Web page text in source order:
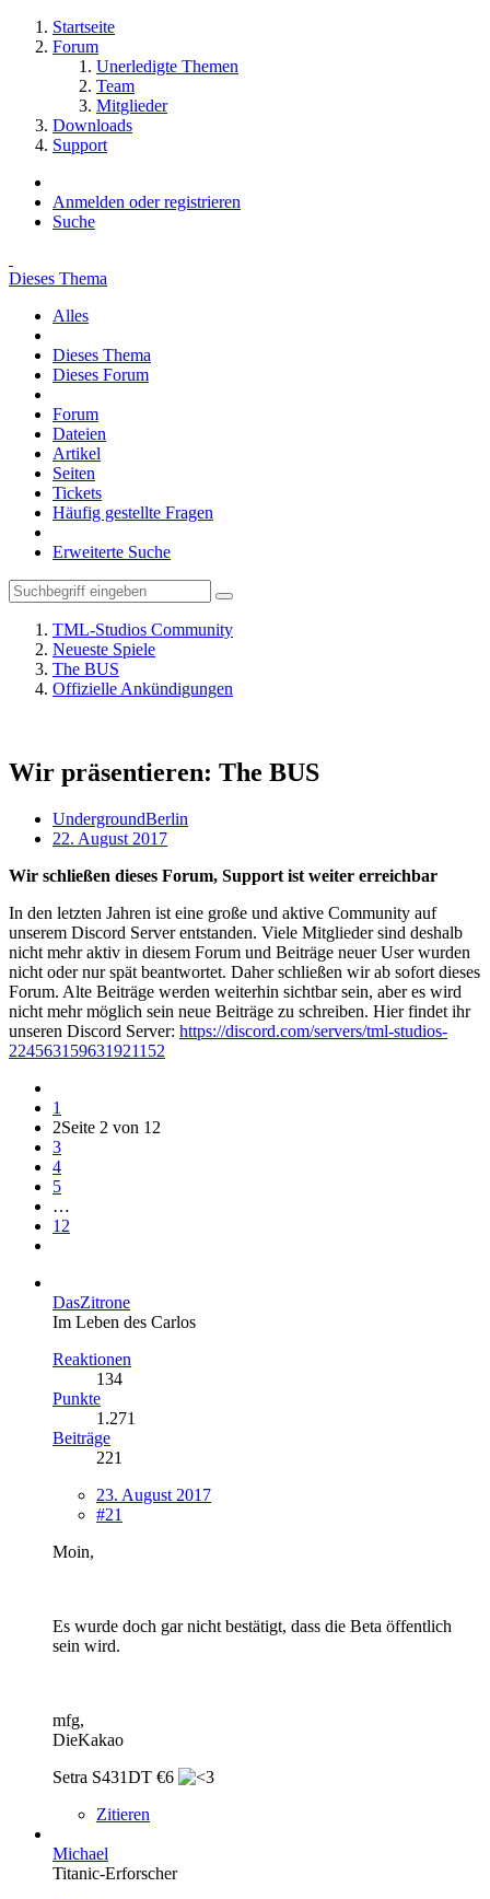
Startseite
Forum
Unerledigte Themen
Team
Mitglieder
Downloads
Support
Anmelden oder registrieren
Suche
Dieses Thema
Alles
Dieses Thema
Dieses Forum
Forum
Dateien
Artikel
Seiten
Tickets
Häufig gestellte Fragen
Erweiterte Suche
TML-Studios Community
Neueste Spiele
The BUS
Offizielle Ankündigungen
Wir präsentieren: The BUS
UndergroundBerlin
22. August 2017
Wir schließen dieses Forum, Support ist weiter erreichbar
In den letzten Jahren ist eine große und aktive Community auf
unserem Discord Server entstanden. Viele Mitglieder sind deshalb
nicht mehr aktiv in diesem Forum und Beiträge neuer User wurden
nicht oder nur spät beantwortet. Daher schließen wir ab sofort dieses
Forum. Alte Beiträge werden weiterhin sichtbar sein, aber es wird
nicht mehr möglich sein neue Beiträge zu schreiben. Hier findet ihr
unseren Discord Server: https://discord.com/servers/tml-studios-
224563159631921152
1
2Seite 2 von 12
3
4
5
…
12
DasZitrone
Im Leben des Carlos
Reaktionen
134
Punkte
1.271
Beiträge
221
23. August 2017
#21
Moin,
Es wurde doch gar nicht bestätigt, dass die Beta öffentlich
sein wird.
mfg,
DieKakao
Setra S431DT €6
Zitieren
Michael
Titanic-Erforscher